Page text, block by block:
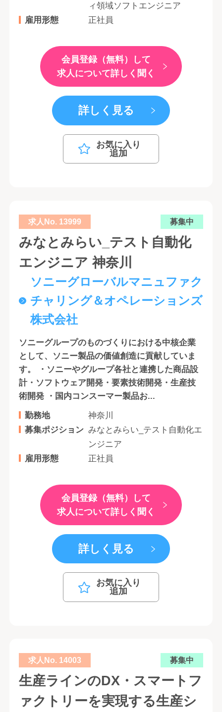
ィ領域ソフトエンジニア
雇用形態
正社員
会員登録（無料）して
求人について詳しく聞く
詳しく見る
お気に入り
追加
求人No. 13999 募集中
みなとみらい_テスト自動化
エンジニア 神奈川
ソニーグローバルマニュファク
チャリング＆オペレーションズ
株式会社
ソニーグループのものづくりにおける中核企業
として、ソニー製品の価値創造に貢献していま
す。 ・ソニーやグループ各社と連携した商品設
計・ソフトウェア開発・要素技術開発・生産技
術開発 ・国内コンスーマー製品お...
勤務地
神奈川
募集ポジション みなとみらい_テスト自動化エ
ンジニア
雇用形態
正社員
会員登録（無料）して
求人について詳しく聞く
詳しく見る
お気に入り
追加
求人No. 14003 募集中
生産ラインのDX・スマートフ
ァクトリーを実現する生産シ